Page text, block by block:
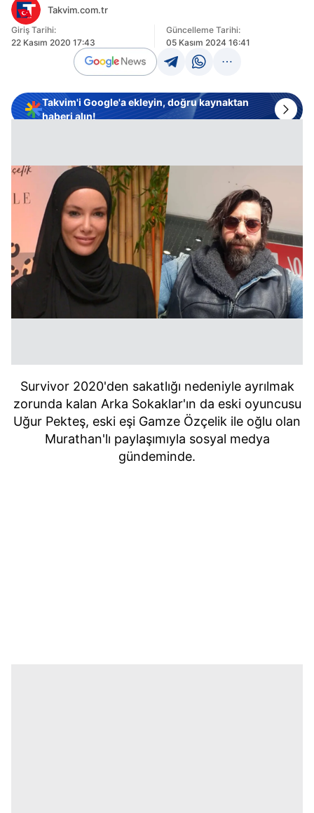
Takvim.com.tr
Giriş Tarihi:
22 Kasım 2020 17:43
Güncelleme Tarihi:
05 Kasım 2024 16:41
Takvim'i Google'a ekleyin, doğru kaynaktan
haberi alın!
Survivor 2020'den sakatlığı nedeniyle ayrılmak
zorunda kalan Arka Sokaklar'ın da eski oyuncusu
Uğur Pekteş, eski eşi Gamze Özçelik ile oğlu olan
Murathan'lı paylaşımıyla sosyal medya
gündeminde.